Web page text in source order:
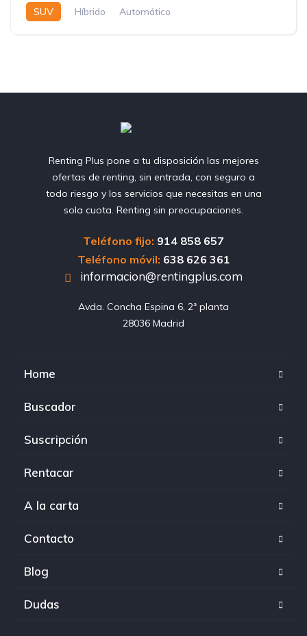
SUV Híbrido Automático
Renting Plus pone a tu disposición las mejores
ofertas de renting, sin entrada, con seguro a
todo riesgo y los servicios que necesitas en una
sola cuota. Renting sin preocupaciones.
Teléfono fijo: 914 858 657
Teléfono móvil: 638 626 361
informacion@rentingplus.com
Avda. Concha Espina 6, 2ª planta
28036 Madrid
Home
Buscador
Suscripción
Rentacar
A la carta
Contacto
Blog
Dudas